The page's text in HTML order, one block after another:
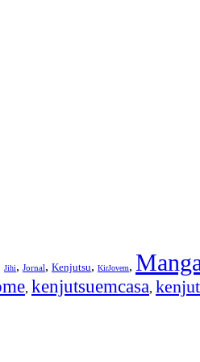
Jihi, Jornal , Kenjutsu, KirJovem,
, kenjutsuemcasa,